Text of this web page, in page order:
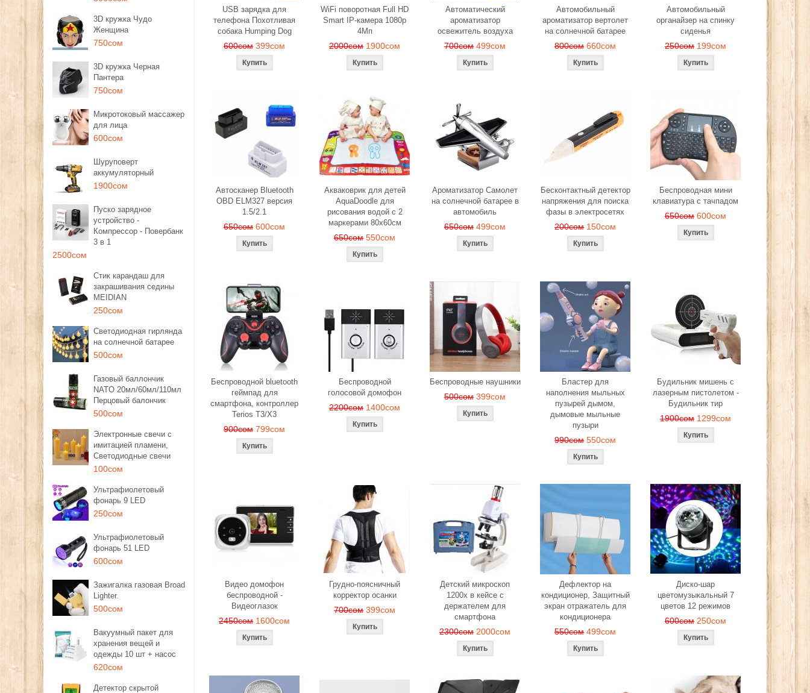
3D кружка Чудо
Женщина
750сом
3D кружка Черная
Пантера
750сом
Микротоковый массажер
для лица
600сом
Шуруповерт
аккумуляторный
1900сом
Пуско зарядное
устройство -
Компрессор - Повербанк
3 в 1
2500сом
Стик карандаш для
закрашивания седины
MEIDIAN
250сом
Светодиодная гирлянда
на солнечной батарее
500сом
Газовый баллончик
NATO 20мл/60мл/110мл
Перцовый балончик
500сом
Электронные свечи с
имитацией пламени,
Светодиодные свечи
100сом
Ультрафиолетовый
фонарь 9 LED
250сом
Ультрафиолетовый
фонарь 51 LED
600сом
Зажигалка газовая Broad
Lighter.
500сом
Вакуумный пакет для
хранения вещей и
одежды 10 шт + насос
620сом
Детектор скрытой
USB зарядка для
телефона Похотливая
собака Humping Dog
600сом 399сом
WiFi поворотная Full HD
Smart IP-камера 1080p
4Мп
2000сом 1900сом
Автоматический
ароматизатор
освежитель воздуха
700сом 499сом
Автомобильный
ароматизатор вертолет
на солнечной батарее
800сом 660сом
Автомобильный
органайзер на спинку
сиденья
250сом 199сом
Автосканер Bluetooth
OBD ELM327 версия
1.5/2.1
650сом 600сом
Акваковрик для детей
AquaDoodle для
рисования водой с 2
маркерами 80х60см
650сом 550сом
Ароматизатор Самолет
на солнечной батарее в
автомобиль
650сом 499сом
Бесконтактный детектор
напряжения для поиска
фазы в электросетях
200сом 150сом
Беспроводная мини
клавиатура с тачпадом
650сом 600сом
Беспроводной bluetooth
геймпад для
смартфона, контроллер
Terios T3/X3
900сом 799сом
Беспроводной
голосовой домофон
2200сом 1400сом
Беспроводные наушники
500сом 399сом
Бластер для
наполнения мыльных
пузырей дымом,
дымовые мыльные
пузыри
990сом 550сом
Будильник мишень с
лазерным пистолетом -
Будильник тир
1900сом 1299сом
Видео домофон
беспроводной -
Видеоглазок
2450сом 1600сом
Грудно-поясничный
корректор осанки
700сом 399сом
Детский микроскоп
1200x в кейсе с
держателем для
смартфона
2300сом 2000сом
Дефлектор на
кондиционер, Защитный
экран отражатель для
кондиционера
550сом 499сом
Диско-шар
цветомузыкальный 7
цветов 12 режимов
600сом 250сом